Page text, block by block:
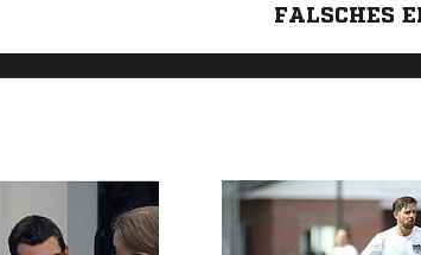
FALSCHES